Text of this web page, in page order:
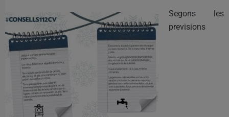
Segons les
previsions